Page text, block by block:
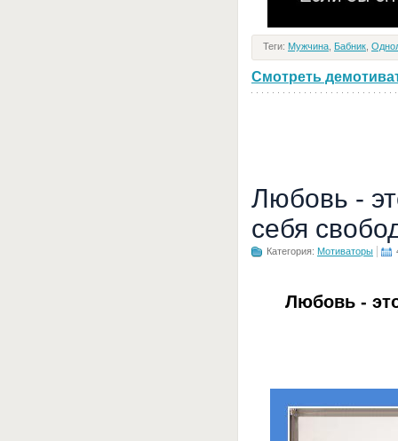
Теги: Мужчина Бабник
Смотреть
Любовь -
себя
Категория: Мотиваторы
Любовь -